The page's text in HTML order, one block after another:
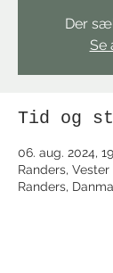
Der
Se
Tid og
06. aug. 2024,
Randers,
Randers,